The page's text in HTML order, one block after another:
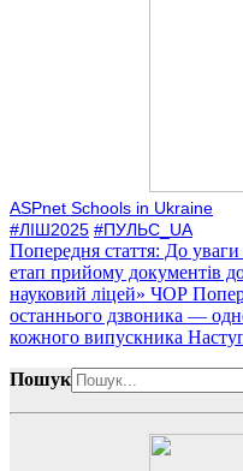
ASPnet Schools in Ukraine
#ЛІШ2025 #ПУЛЬС_UA
Попередня стаття: До уваги
етап прийому документів
науковий ліцей» ЧОР
останнього дзвоника —
кожного випускника
Пошук